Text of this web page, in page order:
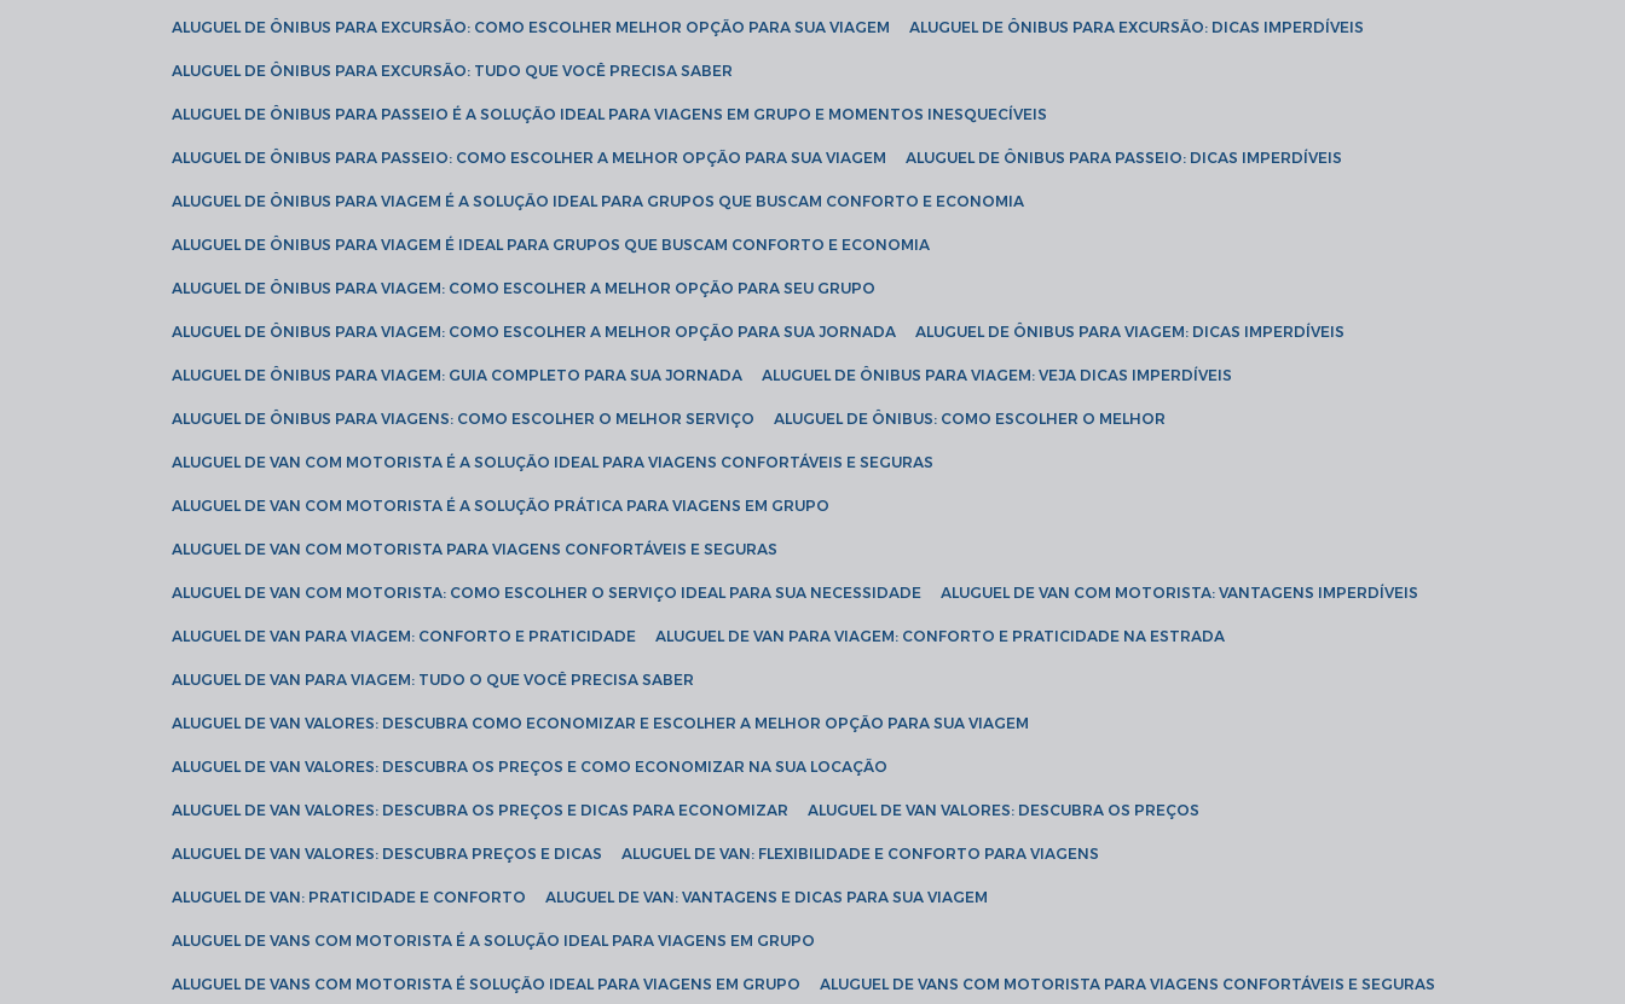
ALUGUEL DE ÔNIBUS PARA EXCURSÃO: COMO ESCOLHER MELHOR OPÇÃO PARA SUA VIAGEM ALUGUEL DE ÔNIBUS PARA EXCURSÃO: DICAS IMPERDÍVEIS
ALUGUEL DE ÔNIBUS PARA EXCURSÃO: TUDO QUE VOCÊ PRECISA SABER
ALUGUEL DE ÔNIBUS PARA PASSEIO É A SOLUÇÃO IDEAL PARA VIAGENS EM GRUPO E MOMENTOS INESQUECÍVEIS
ALUGUEL DE ÔNIBUS PARA PASSEIO: COMO ESCOLHER A MELHOR OPÇÃO PARA SUA VIAGEM ALUGUEL DE ÔNIBUS PARA PASSEIO: DICAS IMPERDÍVEIS
ALUGUEL DE ÔNIBUS PARA VIAGEM É A SOLUÇÃO IDEAL PARA GRUPOS QUE BUSCAM CONFORTO E ECONOMIA
ALUGUEL DE ÔNIBUS PARA VIAGEM É IDEAL PARA GRUPOS QUE BUSCAM CONFORTO E ECONOMIA
ALUGUEL DE ÔNIBUS PARA VIAGEM: COMO ESCOLHER A MELHOR OPÇÃO PARA SEU GRUPO
ALUGUEL DE ÔNIBUS PARA VIAGEM: COMO ESCOLHER A MELHOR OPÇÃO PARA SUA JORNADA ALUGUEL DE ÔNIBUS PARA VIAGEM: DICAS IMPERDÍVEIS
ALUGUEL DE ÔNIBUS PARA VIAGEM: GUIA COMPLETO PARA SUA JORNADA ALUGUEL DE ÔNIBUS PARA VIAGEM: VEJA DICAS IMPERDÍVEIS
ALUGUEL DE ÔNIBUS PARA VIAGENS: COMO ESCOLHER O MELHOR SERVIÇO ALUGUEL DE ÔNIBUS: COMO ESCOLHER O MELHOR
ALUGUEL DE VAN COM MOTORISTA É A SOLUÇÃO IDEAL PARA VIAGENS CONFORTÁVEIS E SEGURAS
ALUGUEL DE VAN COM MOTORISTA É A SOLUÇÃO PRÁTICA PARA VIAGENS EM GRUPO
ALUGUEL DE VAN COM MOTORISTA PARA VIAGENS CONFORTÁVEIS E SEGURAS
ALUGUEL DE VAN COM MOTORISTA: COMO ESCOLHER O SERVIÇO IDEAL PARA SUA NECESSIDADE ALUGUEL DE VAN COM MOTORISTA: VANTAGENS IMPERDÍVEIS
ALUGUEL DE VAN PARA VIAGEM: CONFORTO E PRATICIDADE ALUGUEL DE VAN PARA VIAGEM: CONFORTO E PRATICIDADE NA ESTRADA
ALUGUEL DE VAN PARA VIAGEM: TUDO O QUE VOCÊ PRECISA SABER
ALUGUEL DE VAN VALORES: DESCUBRA COMO ECONOMIZAR E ESCOLHER A MELHOR OPÇÃO PARA SUA VIAGEM
ALUGUEL DE VAN VALORES: DESCUBRA OS PREÇOS E COMO ECONOMIZAR NA SUA LOCAÇÃO
ALUGUEL DE VAN VALORES: DESCUBRA OS PREÇOS E DICAS PARA ECONOMIZAR ALUGUEL DE VAN VALORES: DESCUBRA OS PREÇOS
ALUGUEL DE VAN VALORES: DESCUBRA PREÇOS E DICAS ALUGUEL DE VAN: FLEXIBILIDADE E CONFORTO PARA VIAGENS
ALUGUEL DE VAN: PRATICIDADE E CONFORTO ALUGUEL DE VAN: VANTAGENS E DICAS PARA SUA VIAGEM
ALUGUEL DE VANS COM MOTORISTA É A SOLUÇÃO IDEAL PARA VIAGENS EM GRUPO
ALUGUEL DE VANS COM MOTORISTA É SOLUÇÃO IDEAL PARA VIAGENS EM GRUPO ALUGUEL DE VANS COM MOTORISTA PARA VIAGENS CONFORTÁVEIS E SEGURAS